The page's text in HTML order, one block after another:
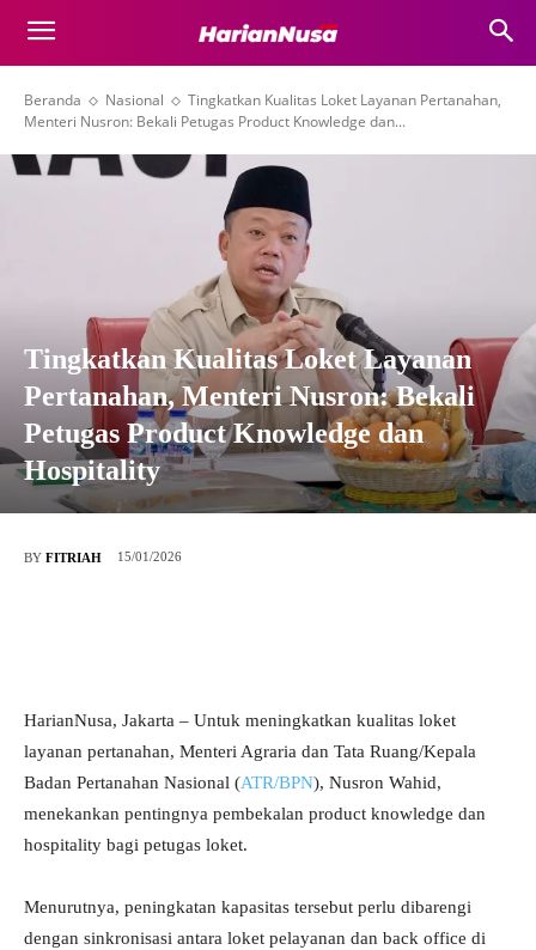
Beranda Nasional
Tingkatkan Kualitas Loket Layanan Pertanahan,
Menteri Nusron: Bekali Petugas Product Knowledge dan...
Tingkatkan Kualitas Loket Layanan
Pertanahan, Menteri Nusron: Bekali
Petugas Product Knowledge dan
Hospitality
BY FITRIAH 15/01/2026
HarianNusa, Jakarta – Untuk meningkatkan kualitas loket
layanan pertanahan, Menteri Agraria dan Tata Ruang/Kepala
Badan Pertanahan Nasional (ATR/BPN), Nusron Wahid,
menekankan pentingnya pembekalan product knowledge dan
hospitality bagi petugas loket.
Menurutnya, peningkatan kapasitas tersebut perlu dibarengi
dengan sinkronisasi antara loket pelayanan dan back office di